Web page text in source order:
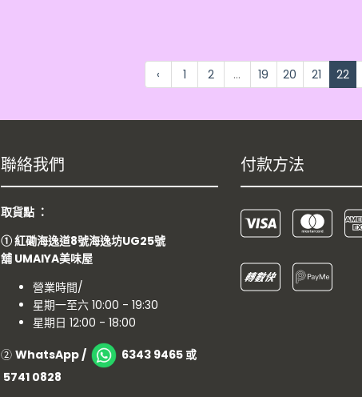
‹ 1 2 ... 19 20 21 22
聯絡我們
取貨點 ：
①紅磡海逸道8號海逸坊UG25號
舖 UMAIYA美味屋
營業時間/
星期一至六 10:00 - 19:30
星期日 12:00 - 18:00
② WhatsApp /
6343 9465 或
5741 0828
付款方法